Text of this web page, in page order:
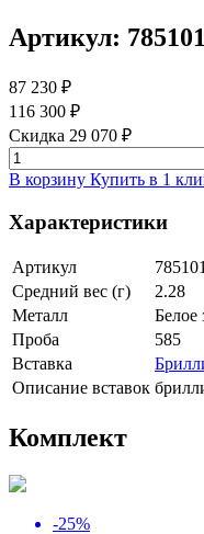
Артикул:
87 230 ₽
116 300 ₽
Скидка 29 070 ₽
В корзину Купить в 1
Характеристики
Артикул
Средний вес (г)
2.28
Металл
Белое
Проба
585
Вставка
Описание вставок
Комплект
-25%